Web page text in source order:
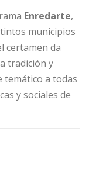
Enredarte,
municipios
certamen da
tradición y
temático a todas
y sociales de